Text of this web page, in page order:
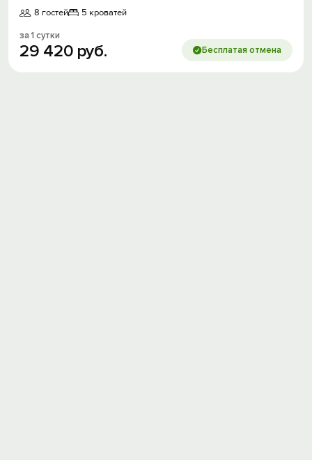
8 гостей 5 кроватей
за 1 сутки
29 420 руб. Бесплатая отмена